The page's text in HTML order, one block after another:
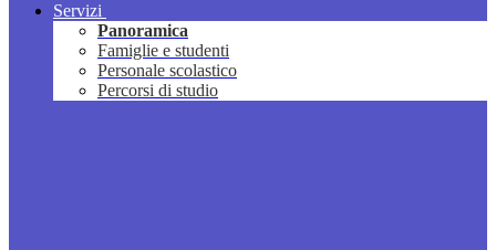
Servizi
Panoramica
Famiglie e studenti
Personale scolastico
Percorsi di studio